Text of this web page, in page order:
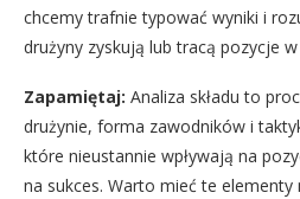
chcemy trafnie typować wyniki i
drużyny zyskują lub tracą pozycje
Zapamiętaj: Analiza składu to
drużynie, forma zawodników i
które nieustannie wpływają na
na sukces. Warto mieć te elementy